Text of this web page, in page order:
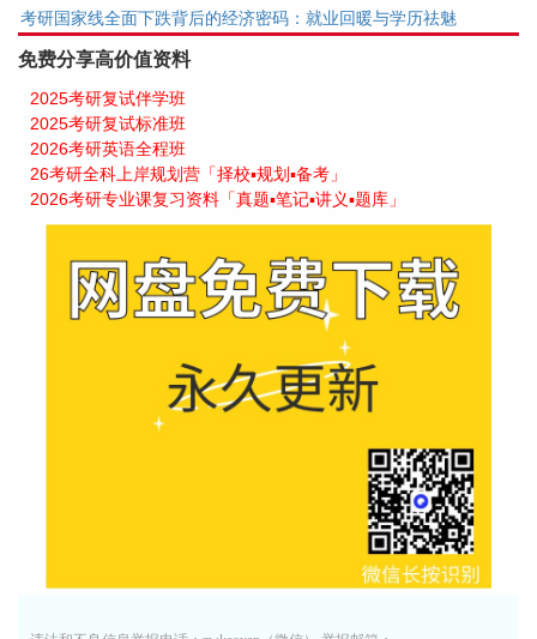
考研国家线全面下跌背后的经济密码：就业回暖与学历祛魅
免费分享高价值资料
2025考研复试伴学班
2025考研复试标准班
2026考研英语全程班
26考研全科上岸规划营「择校▪规划▪备考」
2026考研专业课复习资料「真题▪笔记▪讲义▪题库」